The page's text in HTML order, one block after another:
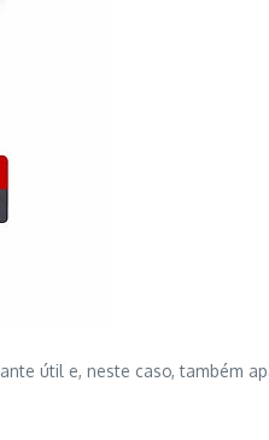
útil e, neste caso, também